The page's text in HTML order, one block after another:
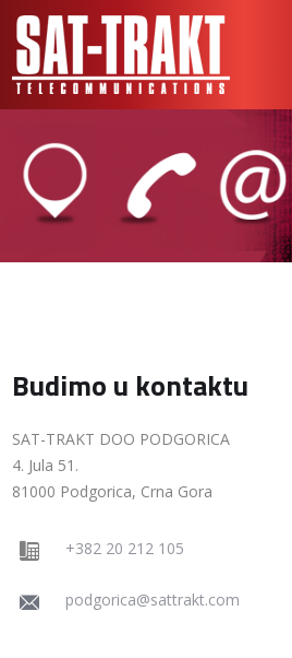
Budimo u kontaktu
SAT-TRAKT DOO PODGORICA
4. Jula 51.
81000 Podgorica, Crna Gora
+382 20 212 105
podgorica@sattrakt.com